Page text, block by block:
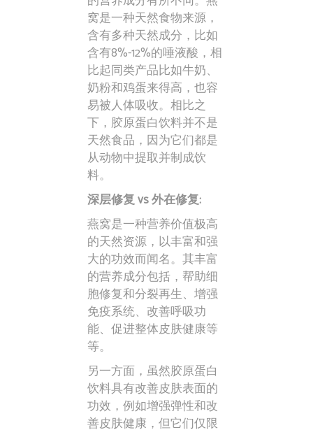
窝是一种天然食物来源，
含有多种天然成分，比如
含有8%-12%的唾液酸，相
比起同类产品比如牛奶、
奶粉和鸡蛋来得高，也容
易被人体吸收。相比之
下，胶原蛋白饮料并不是
天然食品，因为它们都是
从动物中提取并制成饮
料。
深层修复 vs 外在修复:
燕窝是一种营养价值极高
的天然资源，以丰富和强
大的功效而闻名。其丰富
的营养成分包括，帮助细
胞修复和分裂再生、增强
免疫系统、改善呼吸功
能、促进整体皮肤健康等
等。
另一方面，虽然胶原蛋白
饮料具有改善皮肤表面的
功效，例如增强弹性和改
善皮肤健康，但它们仅限